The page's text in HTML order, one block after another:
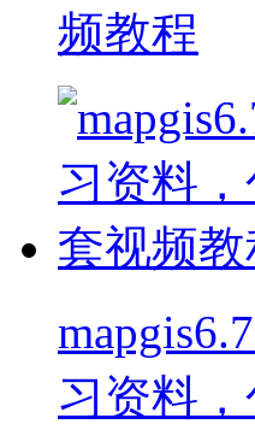
频教程
习资料，